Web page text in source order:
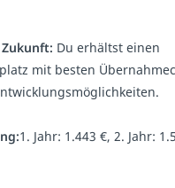
Du erhältst einen
mit besten
1. Jahr: 1.443 €, 2. Jahr: